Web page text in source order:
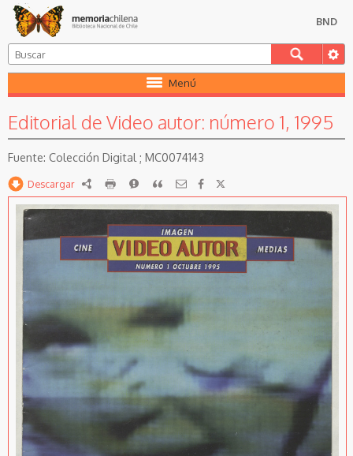
BND
Menú
Editorial de Video autor: número 1, 1995
Colección Digital ; MC0074143
Descargar RDF imprimirReportarCitar